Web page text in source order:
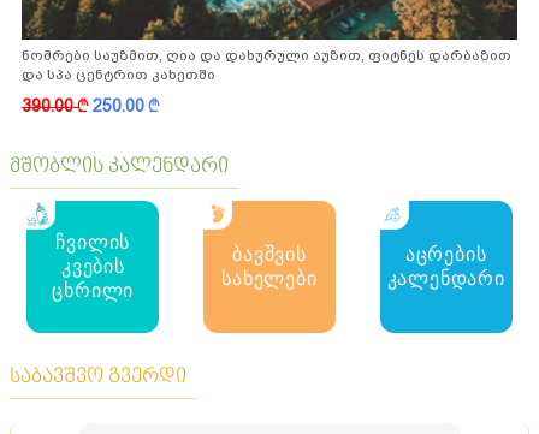
ნომრები საუზმით, ღია და დახურული აუზით, ფიტნეს დარბაზით
და სპა ცენტრით კახეთში
390.00k250.00k
მშობლის კალენდარი
ჩვილის
კვების
ცხრილი
ბავშვის
სახელები
აცრების
კალენდარი
საბავშვო გვერდი